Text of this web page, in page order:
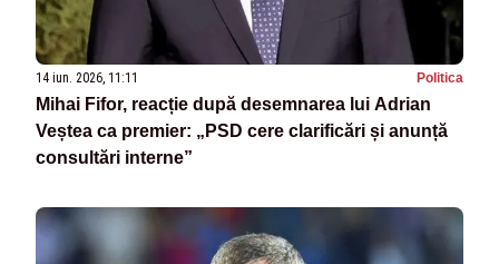
14 iun. 2026, 11:11 Politica
Mihai Fifor, reacție după desemnarea lui Adrian
Veștea ca premier: „PSD cere clarificări și anunță
consultări interne”